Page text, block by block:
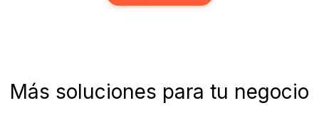
Más soluciones para tu negocio